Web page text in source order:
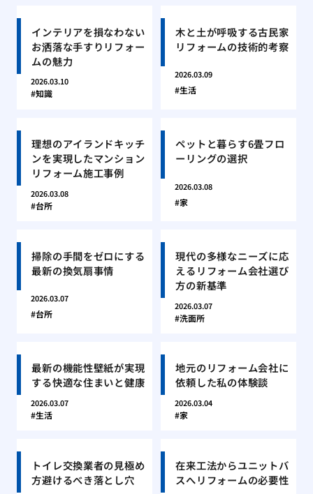
インテリアを損なわない
お洒落な手すりリフォー
ムの魅力
2026.03.10
知識
木と土が呼吸する古民家
リフォームの技術的考察
2026.03.09
生活
理想のアイランドキッチ
ンを実現したマンション
リフォーム施工事例
2026.03.08
台所
ペットと暮らす6畳フロ
ーリングの選択
2026.03.08
家
掃除の手間をゼロにする
最新の換気扇事情
2026.03.07
台所
現代の多様なニーズに応
えるリフォーム会社選び
方の新基準
2026.03.07
洗面所
最新の機能性壁紙が実現
する快適な住まいと健康
2026.03.07
生活
地元のリフォーム会社に
依頼した私の体験談
2026.03.04
家
トイレ交換業者の見極め
方避けるべき落とし穴
在来工法からユニットバ
スへリフォームの必要性